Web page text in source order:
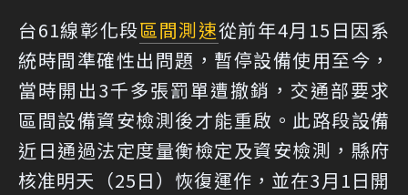
台61線彰化段區間測速從前年4月15日因系
統時間準確性出問題，暫停設備使用至今，
當時開出3千多張罰單遭撤銷，交通部要求
區間設備資安檢測後才能重啟。此路段設備
近日通過法定度量衡檢定及資安檢測，縣府
核准明天（25日）恢復運作，並在3月1日開